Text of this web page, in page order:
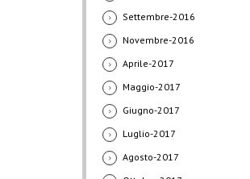
Settembre-2016
Novembre-2016
Aprile-2017
Maggio-2017
Giugno-2017
Luglio-2017
Agosto-2017